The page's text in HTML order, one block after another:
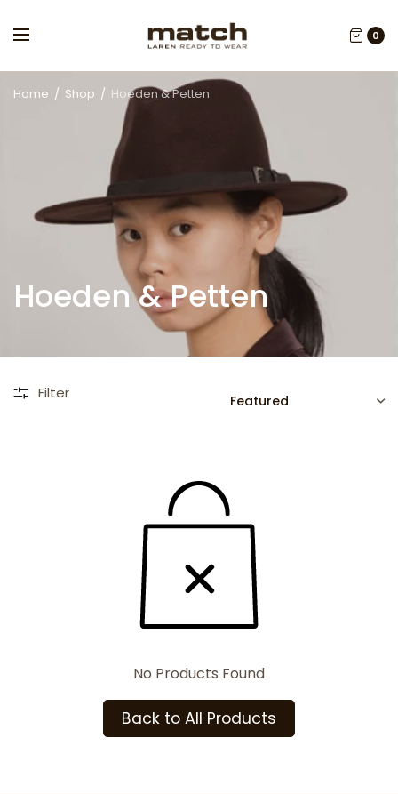
0
Home / Shop / Hoeden & Petten
Hoeden & Petten
Filter
No Products Found
Back to All Products